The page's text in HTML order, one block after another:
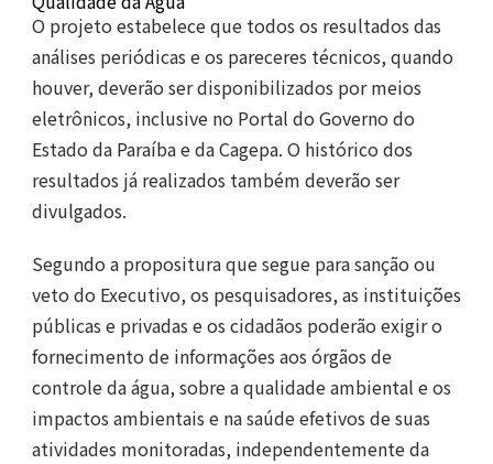
O projeto estabelece que todos os resultados das
análises periódicas e os pareceres técnicos, quando
houver, deverão ser disponibilizados por meios
eletrônicos, inclusive no Portal do Governo do
Estado da Paraíba e da Cagepa. O histórico dos
resultados já realizados também deverão ser
divulgados.
Segundo a propositura que segue para sanção ou
veto do Executivo, os pesquisadores, as instituições
públicas e privadas e os cidadãos poderão exigir o
fornecimento de informações aos órgãos de
controle da água, sobre a qualidade ambiental e os
impactos ambientais e na saúde efetivos de suas
atividades monitoradas, independentemente da